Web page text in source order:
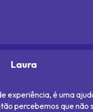
Laura
experiência, é uma
percebemos que não